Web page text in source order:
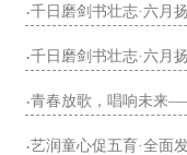
·千日磨剑书壮志·六月
·千日磨剑书壮志·六月
·青春放歌，唱响未来
·艺润童心促五育·全面